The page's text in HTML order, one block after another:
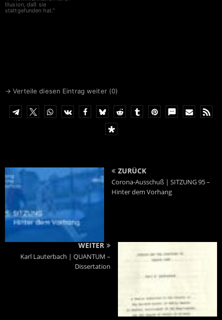
Illusion, daß sie
stattgefunden hat."
→ Verteile diesen Eintrag weiter (0)
ZURÜCK
Corona-Ausschuß | SITZUNG 95 –
Hinter dem Vorhang
WEITER
Karl Lauterbach | QUANTUM –
Dissertation